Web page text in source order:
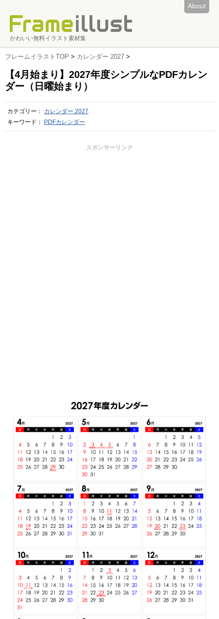
About
かわいい無料イラスト素材集
フレームイラストTOP > カレンダー 2027 >
【4月始まり】2027年度シンプルなPDFカレン
ダー（日曜始まり）
カテゴリー： カレンダー 2027
キーワード：
PDFカレンダー
スポンサーリンク